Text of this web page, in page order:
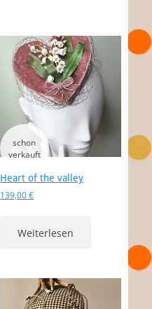
Heart of the valley
139,00€
Weiterlesen